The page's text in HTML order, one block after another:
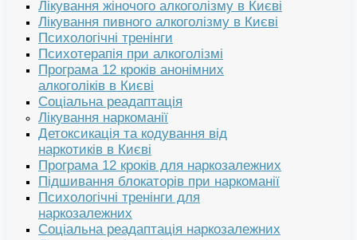
Лікування жіночого алкоголізму в Києві
Лікування пивного алкоголізму в Києві
Психологічні тренінги
Психотерапія при алкоголізмі
Програма 12 кроків анонімних
алкоголіків в Києві
Соціальна реадаптація
Лікування наркоманії
Детоксикація та кодування від
наркотиків в Києві
Програма 12 кроків для наркозалежних
Підшивання блокаторів при наркоманії
Психологічні тренінги для
наркозалежних
Соціальна реадаптація наркозалежних